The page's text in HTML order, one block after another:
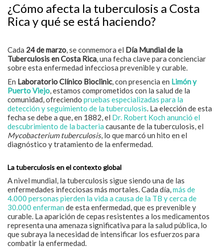
¿Cómo afecta la tuberculosis a Costa
Rica y qué se está haciendo?
Cada 24 de marzo, se conmemora el Día Mundial de la
Tuberculosis en Costa Rica, una fecha clave para concienciar
sobre esta enfermedad infecciosa prevenible y curable.
En Laboratorio Clínico Bioclinic, con presencia en Limón y
Puerto Viejo, estamos comprometidos con la salud de la
comunidad, ofreciendo pruebas especializadas para la
detección y seguimiento de la tuberculosis. La elección de esta
fecha se debe a que, en 1882, el Dr. Robert Koch anunció el
descubrimiento de la bacteria causante de la tuberculosis, el
Mycobacterium tuberculosis, lo que marcó un hito en el
diagnóstico y tratamiento de la enfermedad.
La tuberculosis en el contexto global
A nivel mundial, la tuberculosis sigue siendo una de las
enfermedades infecciosas más mortales. Cada día,más de
4.000 personas pierden la vida a causa de la TB y cerca de
30.000 enferman de esta enfermedad, que es prevenible y
curable. La aparición de cepas resistentes a los medicamentos
representa una amenaza significativa para la salud pública, lo
que subraya la necesidad de intensificar los esfuerzos para
combatir la enfermedad.